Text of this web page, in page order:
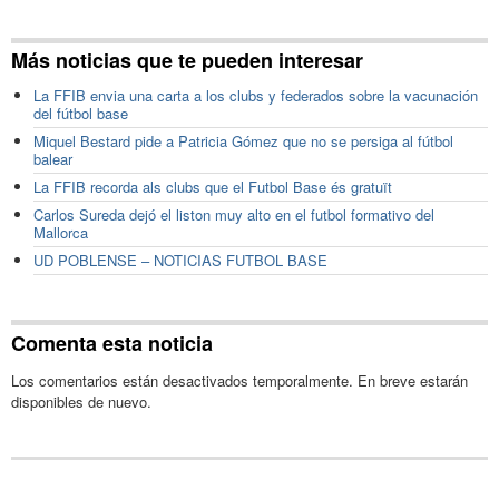
Más noticias que te pueden interesar
La FFIB envia una carta a los clubs y federados sobre la vacunación
del fútbol base
Miquel Bestard pide a Patricia Gómez que no se persiga al fútbol
balear
La FFIB recorda als clubs que el Futbol Base és gratuït
Carlos Sureda dejó el liston muy alto en el futbol formativo del
Mallorca
UD POBLENSE – NOTICIAS FUTBOL BASE
Comenta esta noticia
Los comentarios están desactivados temporalmente. En breve estarán
disponibles de nuevo.